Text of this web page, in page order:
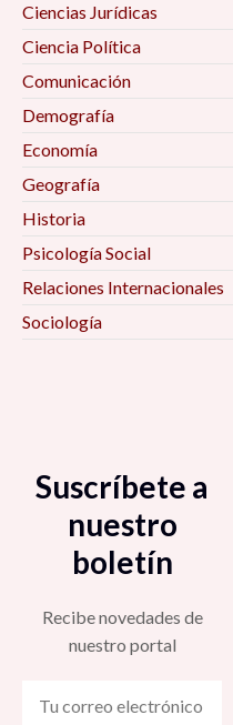
Ciencias Jurídicas
Ciencia Política
Comunicación
Demografía
Economía
Geografía
Historia
Psicología Social
Relaciones Internacionales
Sociología
Suscríbete a
nuestro
boletín
Recibe novedades de
nuestro portal